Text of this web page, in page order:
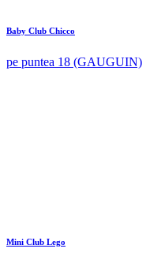
Baby Club Chicco
pe puntea 18 (GAUGUIN)
Mini Club Lego